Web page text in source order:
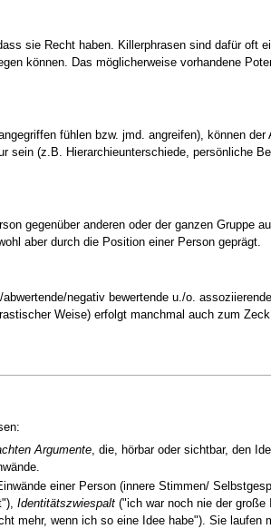
sie Recht haben. Killerphrasen sind dafür oft
können. Das möglicherweise vorhandene
fühlen bzw. jmd. angreifen), können
sein (z.B. Hierarchieunterschiede, persönliche
gegenüber anderen oder der ganzen Gruppe
aber durch die Position einer Person geprägt.
negativ bewertende u./o.
Weise) erfolgt manchmal auch zum
Argumente, die, hörbar oder sichtbar, den
einer Person (innere Stimmen/
Identitätszwiespalt ("ich war noch nie der große
mehr, wenn ich so eine Idee habe"). Sie